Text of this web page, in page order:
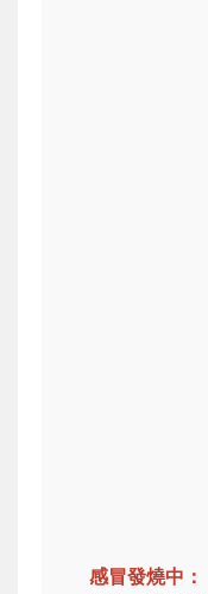
感冒發燒中：